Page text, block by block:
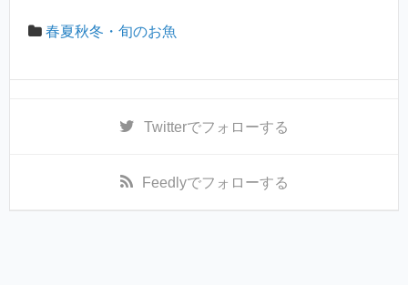
春夏秋冬・旬のお魚
Twitterでフォローする
Feedlyでフォローする